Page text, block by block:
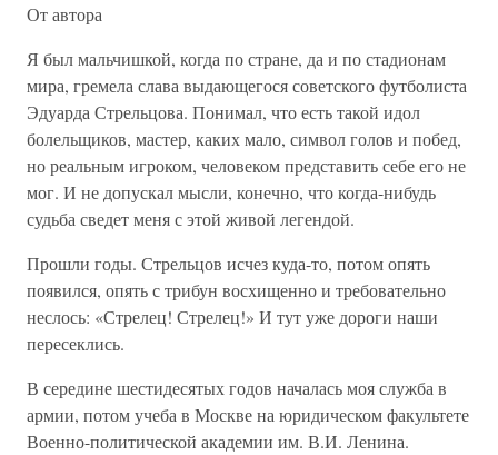
От автора
Я был мальчишкой, когда по стране, да и по стадионам
мира, гремела слава выдающегося советского футболиста
Эдуарда Стрельцова. Понимал, что есть такой идол
болельщиков, мастер, каких мало, символ голов и побед,
но реальным игроком, человеком представить себе его не
мог. И не допускал мысли, конечно, что когда-нибудь
судьба сведет меня с этой живой легендой.
Прошли годы. Стрельцов исчез куда-то, потом опять
появился, опять с трибун восхищенно и требовательно
неслось: «Стрелец! Стрелец!» И тут уже дороги наши
пересеклись.
В середине шестидесятых годов началась моя служба в
армии, потом учеба в Москве на юридическом факультете
Военно-политической академии им. В.И. Ленина.